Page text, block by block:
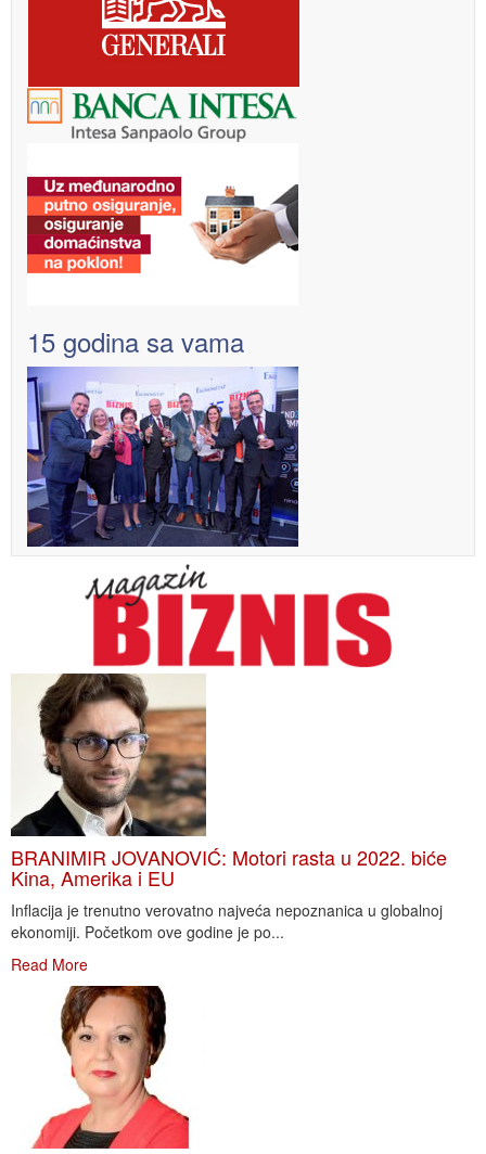
15 godina sa vama
BRANIMIR JOVANOVIĆ: Motori rasta u 2022. biće
Kina, Amerika i EU
Inflacija je trenutno verovatno najveća nepoznanica u globalnoj
ekonomiji. Početkom ove godine je po...
Read More